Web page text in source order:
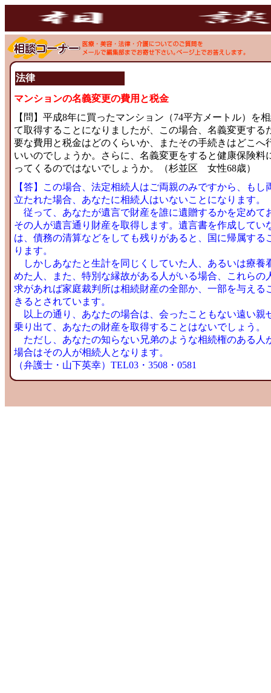
法律
マンションの名義変更の費用と税金
【問】平成8年に買ったマンション（74平方メートル）を
て取得することになりましたが、この場合、名義変更する
要な費用と税金はどのくらいか、またその手続きはどこへ
いいのでしょうか。さらに、名義変更をすると健康保険料
ってくるのではないでしょうか。（杉並区 女性68歳）
【答】この場合、法定相続人はご両親のみですから、もし
立たれた場合、あなたに相続人はいないことになります。
従って、あなたが遺言で財産を誰に遺贈するかを定めて
その人が遺言通り財産を取得します。遺言書を作成してい
は、債務の清算などをしても残りがあると、国に帰属する
ります。
しかしあなたと生計を同じくしていた人、あるいは療養
めた人、また、特別な縁故がある人がいる場合、これらの
求があれば家庭裁判所は相続財産の全部か、一部を与える
きるとされています。
以上の通り、あなたの場合は、会ったこともない遠い親
乗り出て、あなたの財産を取得することはないでしょう。
ただし、あなたの知らない兄弟のような相続権のある人
場合はその人が相続人となります。
（弁護士・山下英幸）TEL03・3508・0581